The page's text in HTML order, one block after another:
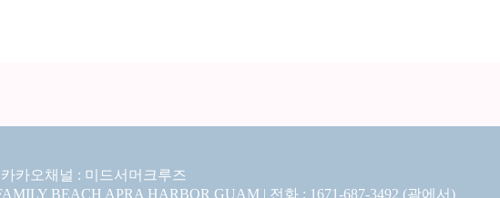
카카오채널 : 미드서머크루즈
BEACH APRA HARBOR GUAM | 전화 : 1671-687-3492 (괌에서)